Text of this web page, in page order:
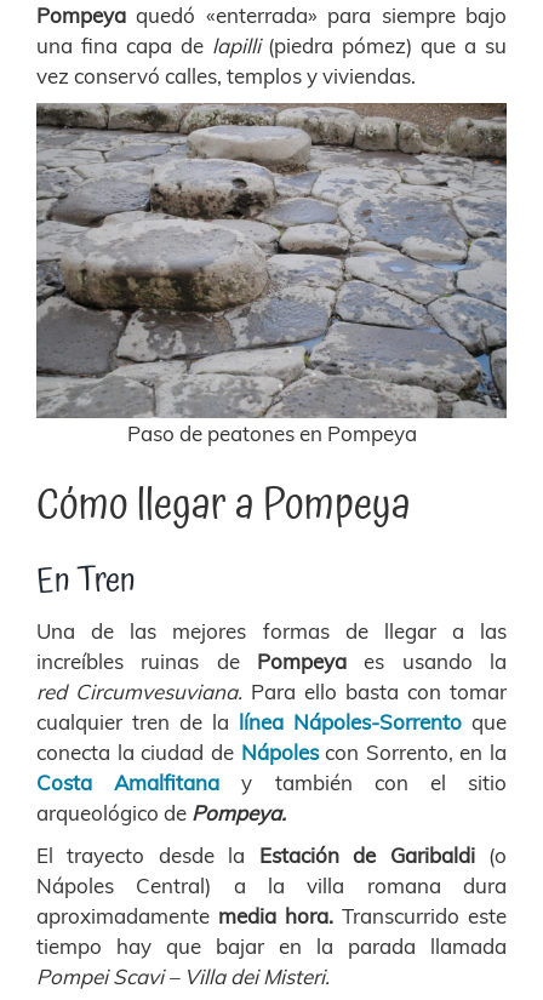
Pompeya quedó «enterrada» para siempre bajo
una fina capa delapilli(piedra pómez) que a su
vez conservó calles, templos y viviendas.
Paso de peatones en Pompeya
Cómo llegar a Pompeya
En Tren
Una de las mejores formas de llegar a las
increíbles ruinas de Pompeya es usando la
redCircumvesuviana. Para ello basta con tomar
cualquier tren de la línea Nápoles-Sorrento que
conecta la ciudad de Nápolescon Sorrento, en la
Costa Amalfitanay también con el sitio
arqueológico de Pompeya.
El trayecto desde la Estación de Garibaldi (o
Nápoles Central) a la villa romana dura
aproximadamente media hora. Transcurrido este
tiempo hay que bajar en la parada llamada
Pompei Scavi – Villa dei Misteri.